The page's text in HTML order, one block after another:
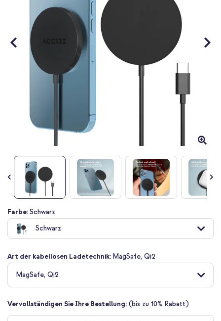
Zum
Anfang
der
Bildgalerie
Farbe:Schwarz
Schwarz
Art der kabellosen Ladetechnik: MagSafe, Qi2
MagSafe, Qi2
Vervollständigen Sie Ihre Bestellung: (bis zu 10% Rabatt)